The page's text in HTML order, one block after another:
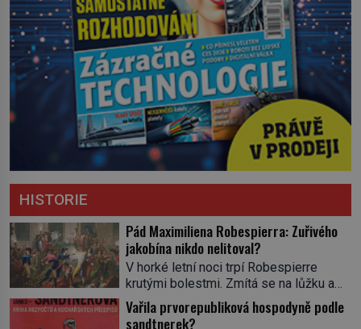
HISTORIE
Pád Maximiliena Robespierra: Zuřivého
jakobína nikdo nelitoval?
V horké letní noci trpí Robespierre
krutými bolestmi. Zmítá se na lůžku a
hlavou mu víří kolotoč myšlenek. Když
se probere z mdlob, vzpomene si na
Vařila prvorepubliková hospodyně podle
sandtnerek?